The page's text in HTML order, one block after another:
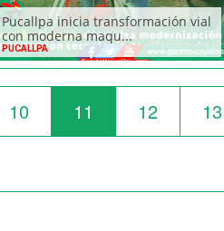
Pucallpa inicia transformación vial
con moderna maqu...
PUCALLPA
10 11 12 13